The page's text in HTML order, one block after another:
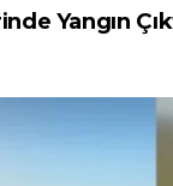
Yangın